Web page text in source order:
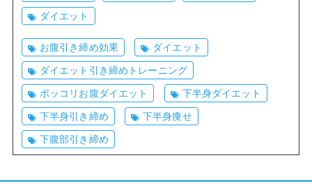
ダイエット
お腹引き締め効果 ダイエット
ダイエット引き締めトレーニング
ポッコリお腹ダイエット 下半身ダイエット
下半身引き締め 下半身痩せ
下腹部引き締め